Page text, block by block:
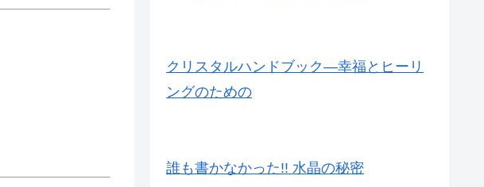
クリスタルハンドブック―幸福とヒーリ
ングのための
誰も書かなかった!! 水晶の秘密